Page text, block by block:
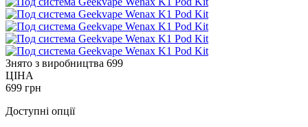
Знято з виробництва 699
ЦІНА
699 грн
Доступні опції